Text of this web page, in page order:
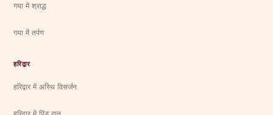
गया में श्राद्ध
गया में तर्पण
हरिद्वार
हरिद्वार में अस्थि विसर्जन
हरिद्वार में पिंड दान